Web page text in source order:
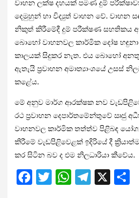
වාහන ලක්ෂ දහයක් පමණ දුම්
දෙමුහුන් හා විද්‍යුත් වාහන වේ. වාහන
නිකුත් කිරීමේදී දුම් පරීක්ෂණ සහතිකය
බොහෝ වාහනවල කාර්මික දෝෂ
කාලයක් සිදුකර නැත. එය බොහෝ
ඇතැයි ප්‍රවාහන අමාත්‍යාංශයේ උසස්
කළේය.
මේ අනුව මාර්ග ආරක්ෂක නව
රථ ප්‍රවාහන දෙපාර්තමේන්තුවේ ඍජු
වාහනවල කාර්මික තත්ත්ව පිළිබඳ
කිරීමේ වැඩපිළිවෙළක් ඉදිරියේ දී
කර සිටින බව ද එම නිලධාරියා කීවේය.
F
T
W T
X